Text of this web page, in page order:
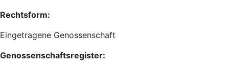
Rechtsform:
Eingetragene Genossenschaft
Genossenschaftsregister: